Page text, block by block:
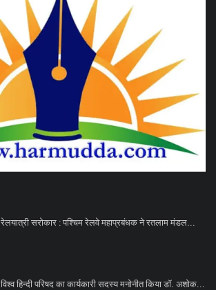
रेलयात्री सरोकार : पश्चिम रेलवे महाप्रबंधक ने रतलाम मंडल...
विश्व हिन्दी परिषद का कार्यकारी सदस्य मनोनीत किया डॉ. अशोक...